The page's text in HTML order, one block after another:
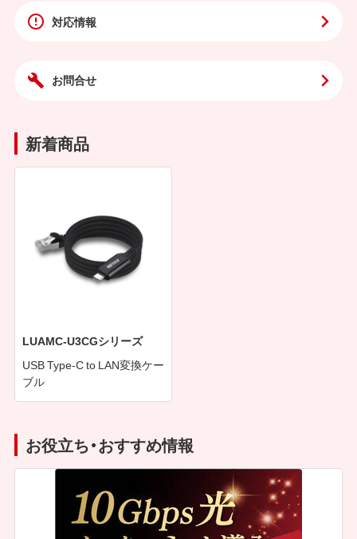
対応情報
お問合せ
新着商品
LUAMC-U3CGシリーズ
USB Type-C to LAN変換ケー
ブル
お役立ち・おすすめ情報